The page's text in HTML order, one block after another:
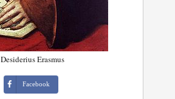
Desiderius Erasmus
Facebook